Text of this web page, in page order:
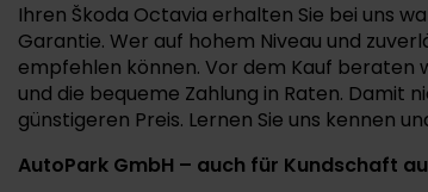
Ihren Škoda Octavia erhalten Sie bei uns
Garantie. Wer auf hohem Niveau und
empfehlen können. Vor dem Kauf beraten
und die bequeme Zahlung in Raten. Damit
günstigeren Preis. Lernen Sie uns kennen
AutoPark GmbH – auch für Kundschaft